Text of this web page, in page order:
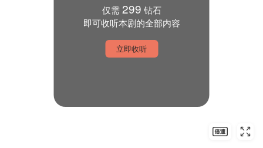
仅需 299 钻石
即可收听本剧的全部内容
立即收听